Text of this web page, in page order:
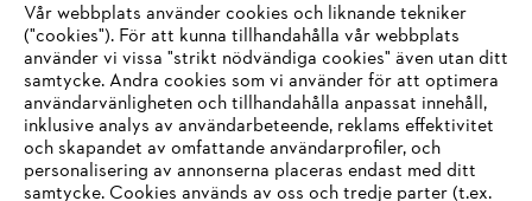
Företaget
Vår webbplats använder cookies och liknande tekniker
("cookies"). För att kunna tillhandahålla vår webbplats
använder vi vissa "strikt nödvändiga cookies" även utan ditt
samtycke. Andra cookies som vi använder för att optimera
användarvänligheten och tillhandahålla anpassat innehåll,
inklusive analys av användarbeteende, reklams effektivitet
och skapandet av omfattande användarprofiler, och
personalisering av annonserna placeras endast med ditt
samtycke. Cookies används av oss och tredje parter (t.ex.